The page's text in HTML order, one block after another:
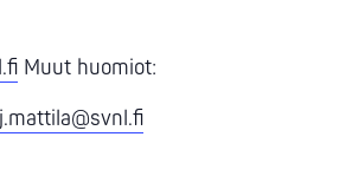
Muut huomiot: